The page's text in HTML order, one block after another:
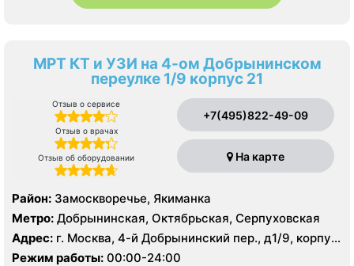
МРТ КТ и УЗИ на 4-ом Добрынинском
переулке 1/9 корпус 21
Отзыв о сервисе
Отзыв о врачах
Отзыв об оборудовании
+7(495)822-49-09
На карте
Район: Замоскворечье, Якиманка
Метро: Добрынинская, Октябрьская, Серпуховская
Адрес: г. Москва, 4-й Добрынинский пер., д1/9, корпус
21
Режим работы: 00:00-24:00